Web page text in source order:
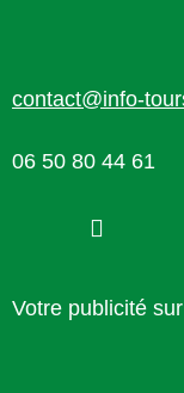
contact@info-
06 50 80 44 61
Votre publicité